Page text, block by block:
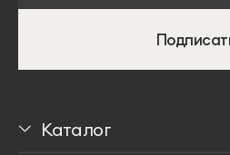
Каталог